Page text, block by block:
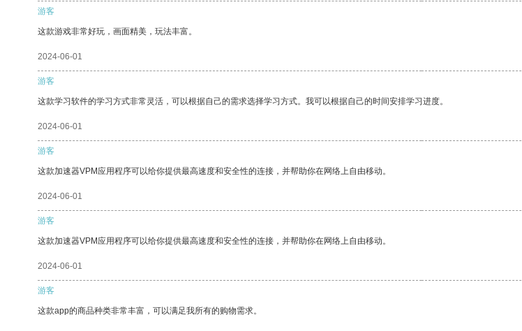
游客
这款游戏非常好玩，画面精美，玩法丰富。
2024-06-01
游客
这款学习软件的学习方式非常灵活，可以根据自己的需求选择学习方式。我可以根据自己的时间安排学习进度。
2024-06-01
游客
这款加速器VPM应用程序可以给你提供最高速度和安全性的连接，并帮助你在网络上自由移动。
2024-06-01
游客
这款加速器VPM应用程序可以给你提供最高速度和安全性的连接，并帮助你在网络上自由移动。
2024-06-01
游客
这款app的商品种类非常丰富，可以满足我所有的购物需求。